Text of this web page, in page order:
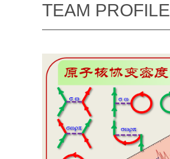
TEAM PROFILE